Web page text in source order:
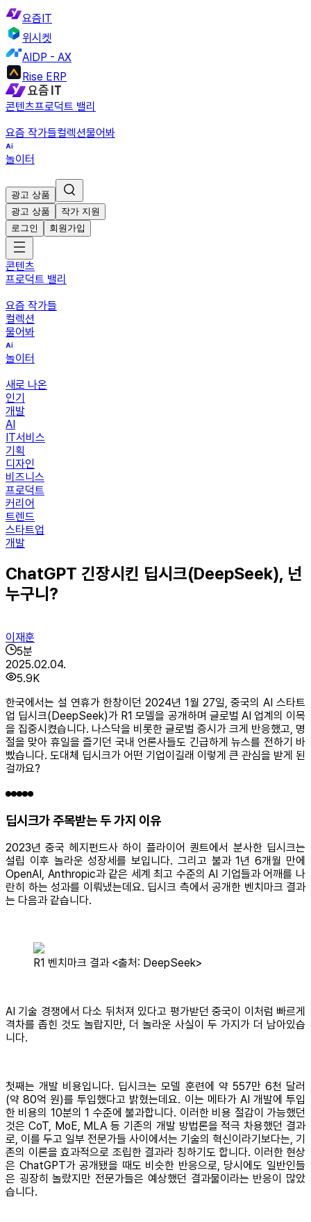
요즘IT
위시켓
AIDP - AX
Rise ERP
콘텐츠프로덕트 밸리
요즘 작가들컬렉션물어봐
놀이터
광고 상품
광고 상품
작가 지원
로그인
회원가입
콘텐츠
프로덕트 밸리
요즘 작가들
컬렉션
물어봐
놀이터
새로 나온
인기
개발
AI
IT서비스
기획
디자인
비즈니스
프로덕트
커리어
트렌드
스타트업
개발
ChatGPT 긴장시킨 딥시크(DeepSeek), 넌
누구니?
이재훈
5분
2025.02.04.
5.9K
한국에서는 설 연휴가 한창이던 2024년 1월 27일, 중국의 AI 스타트
업 딥시크(DeepSeek)가 R1 모델을 공개하며 글로벌 AI 업계의 이목
을 집중시켰습니다. 나스닥을 비롯한 글로벌 증시가 크게 반응했고, 명
절을 맞아 휴일을 즐기던 국내 언론사들도 긴급하게 뉴스를 전하기 바
빴습니다. 도대체 딥시크가 어떤 기업이길래 이렇게 큰 관심을 받게 된
걸까요?
딥시크가 주목받는 두 가지 이유
2023년 중국 헤지펀드사 하이 플라이어 퀀트에서 분사한 딥시크는
설립 이후 놀라운 성장세를 보입니다. 그리고 불과 1년 6개월 만에
OpenAI, Anthropic과 같은 세계 최고 수준의 AI 기업들과 어깨를 나
란히 하는 성과를 이뤄냈는데요. 딥시크 측에서 공개한 벤치마크 결과
는 다음과 같습니다.
R1 벤치마크 결과 <출처: DeepSeek>
AI 기술 경쟁에서 다소 뒤처져 있다고 평가받던 중국이 이처럼 빠르게
격차를 좁힌 것도 놀랍지만, 더 놀라운 사실이 두 가지가 더 남아있습
니다.
첫째는 개발 비용입니다. 딥시크는 모델 훈련에 약 557만 6천 달러
(약 80억 원)를 투입했다고 밝혔는데요. 이는 메타가 AI 개발에 투입
한 비용의 10분의 1 수준에 불과합니다. 이러한 비용 절감이 가능했던
것은 CoT, MoE, MLA 등 기존의 개발 방법론을 적극 차용했던 결과
로, 이를 두고 일부 전문가들 사이에서는 기술의 혁신이라기보다는, 기
존의 이론을 효과적으로 조립한 결과라 칭하기도 합니다. 이러한 현상
은 ChatGPT가 공개됐을 때도 비슷한 반응으로, 당시에도 일반인들
은 굉장히 놀랐지만 전문가들은 예상했던 결과물이라는 반응이 많았
습니다.